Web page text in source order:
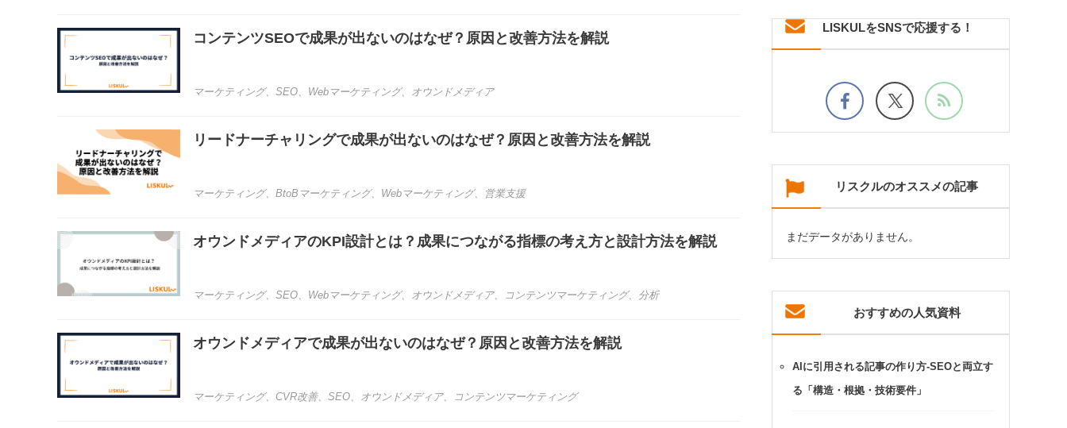
コンテンツSEOで成果が出ないのはなぜ？原因と改善方法を解説
マーケティング、 SEO、 Webマーケティング、 オウンドメディア
リードナーチャリングで成果が出ないのはなぜ？原因と改善方法を解説
マーケティング、 BtoBマーケティング、 Webマーケティング、 営業支援
オウンドメディアのKPI設計とは？成果につながる指標の考え方と設計方法を解説
マーケティング、 SEO、 Webマーケティング、 オウンドメディア、 コンテンツマーケティング、 分析
オウンドメディアで成果が出ないのはなぜ？原因と改善方法を解説
マーケティング、 CVR改善、 SEO、 オウンドメディア、 コンテンツマーケティング
LISKULをSNSで応援する！
リスクルのオススメの記事
まだデータがありません。
おすすめの人気資料
AIに引用される記事の作り方-SEOと両立す
る「構造・根拠・技術要件」